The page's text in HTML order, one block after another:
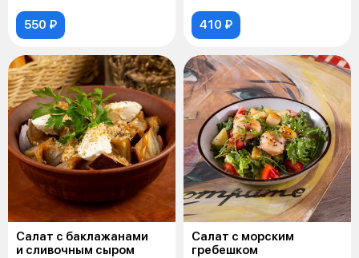
550 ₽ 410 ₽
Салат с баклажанами
и сливочным сыром
Салат с морским
гребешком